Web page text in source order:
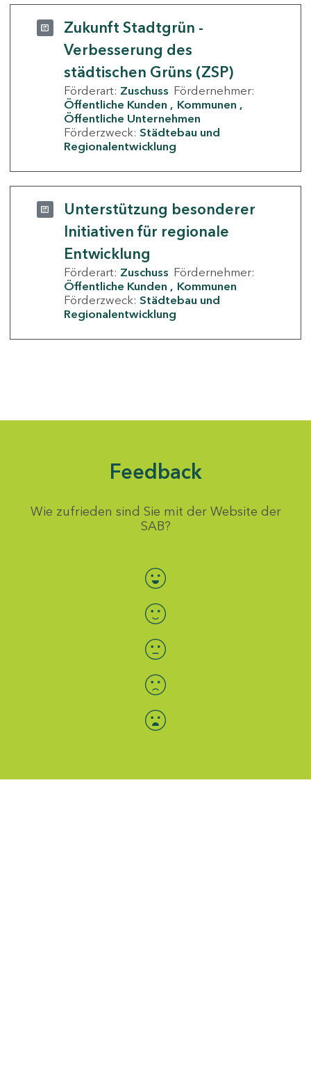
Zukunft Stadtgrün -
Verbesserung des
städtischen Grüns (ZSP)
Förderart: Zuschuss Fördernehmer:
Öffentliche Kunden
Kommunen
Öffentliche Unternehmen
Förderzweck: Städtebau und
Regionalentwicklung
Unterstützung besonderer
Initiativen für regionale
Entwicklung
Förderart: Zuschuss Fördernehmer:
Öffentliche Kunden
Kommunen
Förderzweck: Städtebau und
Regionalentwicklung
Feedback
Wie zufrieden sind Sie mit der Website der
SAB?
Bewertung auswählen